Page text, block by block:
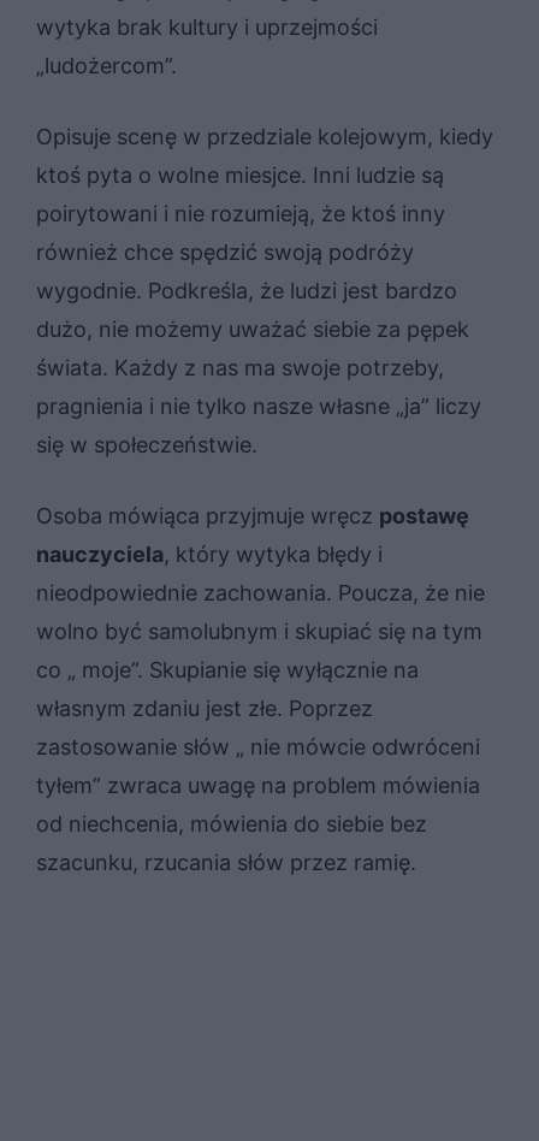
wytyka brak kultury i uprzejmości
„ludożercom”.
Opisuje scenę w przedziale kolejowym, kiedy
ktoś pyta o wolne miesjce. Inni ludzie są
poirytowani i nie rozumieją, że ktoś inny
również chce spędzić swoją podróży
wygodnie. Podkreśla, że ludzi jest bardzo
dużo, nie możemy uważać siebie za pępek
świata. Każdy z nas ma swoje potrzeby,
pragnienia i nie tylko nasze własne „ja” liczy
się w społeczeństwie.
Osoba mówiąca przyjmuje wręcz postawę
nauczyciela, który wytyka błędy i
nieodpowiednie zachowania. Poucza, że nie
wolno być samolubnym i skupiać się na tym
co „ moje”. Skupianie się wyłącznie na
własnym zdaniu jest złe. Poprzez
zastosowanie słów „ nie mówcie odwróceni
tyłem” zwraca uwagę na problem mówienia
od niechcenia, mówienia do siebie bez
szacunku, rzucania słów przez ramię.